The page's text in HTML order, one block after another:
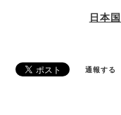
日本
通報する